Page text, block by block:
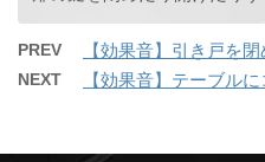
PREV 【効果音】引き戸を
NEXT 【効果音】テーブル